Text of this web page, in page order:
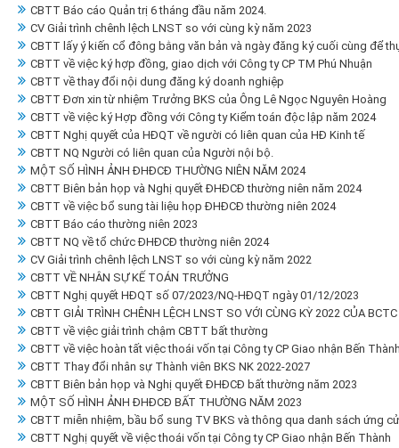
CBTT Báo cáo Quản trị 6 tháng đầu năm 2024.
CV Giải trình chênh lệch LNST so với cùng kỳ năm 2023
CBTT lấy ý kiến cổ đông bằng văn bản và ngày đăng ký cuối cùng để
CBTT về việc ký hợp đồng, giao dịch với Công ty CP TM Phú Nhuận
CBTT về thay đổi nội dung đăng ký doanh nghiệp
CBTT Đơn xin từ nhiệm Trưởng BKS của Ông Lê Ngọc Nguyên Hoàng
CBTT về việc ký Hợp đồng với Công ty Kiểm toán độc lập năm 2024
CBTT Nghị quyết của HĐQT về người có liên quan của HĐ Kinh tế
CBTT NQ Người có liên quan của Người nội bộ.
MỘT SỐ HÌNH ẢNH ĐHĐCĐ THƯỜNG NIÊN NĂM 2024
CBTT Biên bản họp và Nghị quyết ĐHĐCĐ thường niên năm 2024
CBTT về việc bổ sung tài liệu họp ĐHĐCĐ thường niên 2024
CBTT Báo cáo thường niên 2023
CBTT NQ về tổ chức ĐHĐCĐ thường niên 2024
CV Giải trình chênh lệch LNST so với cùng kỳ năm 2022
CBTT VỀ NHÂN SỰ KẾ TOÁN TRƯỞNG
CBTT Nghị quyết HĐQT số 07/2023/NQ-HĐQT ngày 01/12/2023
CBTT GIẢI TRÌNH CHÊNH LỆCH LNST SO VỚI CÙNG KỲ 2022 CỦA
CBTT về việc giải trình chậm CBTT bất thường
CBTT về việc hoàn tất việc thoái vốn tại Công ty CP Giao nhận Bến
CBTT Thay đổi nhân sự Thành viên BKS NK 2022-2027
CBTT Biên bản họp và Nghị quyết ĐHĐCĐ bất thường năm 2023
MỘT SỐ HÌNH ẢNH ĐHĐCĐ BẤT THƯỜNG NĂM 2023
CBTT miễn nhiệm, bầu bổ sung TV BKS và thông qua danh sách ứng
CBTT Nghị quyết về việc thoái vốn tại Công ty CP Giao nhận Bến Thành